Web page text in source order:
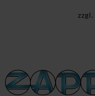
zzgl.